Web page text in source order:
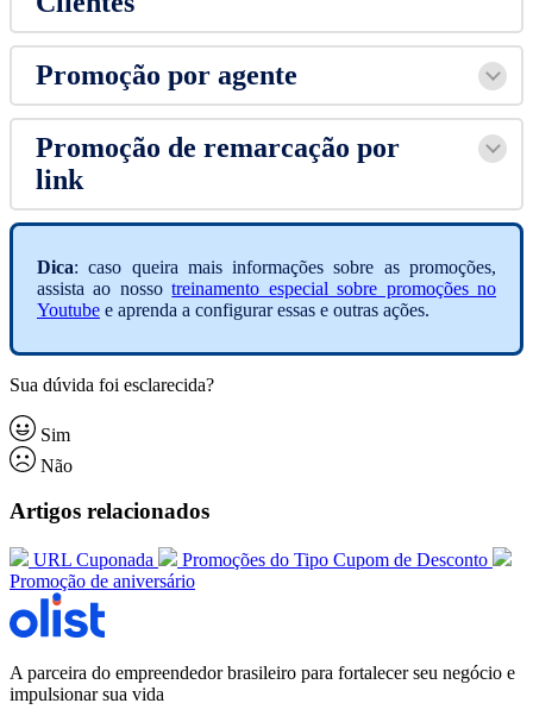
Promoção por agente
Promoção de remarcação por
link
Dica: caso queira mais informações sobre as promoções,
assista ao nossotreinamento especial sobre promoções no
Youtube e aprenda a configurar essas e outras ações.
Sua dúvida foi esclarecida?
Sim
Não
Artigos relacionados
URL Cuponada
Promoções do Tipo Cupom de Desconto
Promoção de aniversário
A parceira do empreendedor brasileiro para fortalecer seu negócio e
impulsionar sua vida